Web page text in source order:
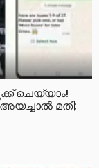
ചെയ്യാം!
അയച്ചാൽ മതി;